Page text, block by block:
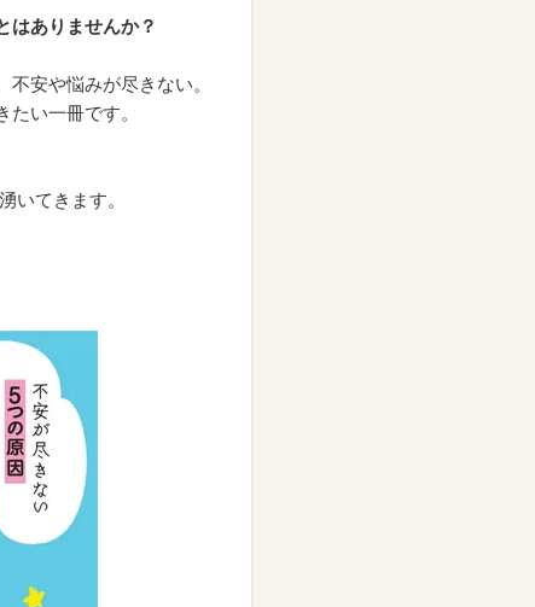
はありませんか？
安や悩みが尽きない。
い一冊です。
いてきます。